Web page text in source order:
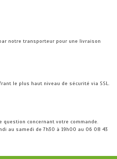
notre transporteur pour une livraison
le plus haut niveau de sécurité via SSL.
question concernant votre commande.
au samedi de 7h30 à 19h00 au 06 08 43